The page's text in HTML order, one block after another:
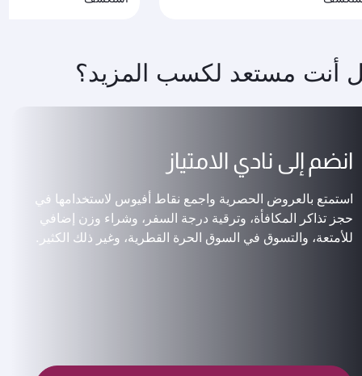
أنت مستعد لكسب المزيد؟
انضم إلى نادي الامتياز
استمتع بالعروض الحصرية واجمع نقاط أفيوس لاستخدامها في
حجز تذاكر المكافأة، وترقية درجة السفر، وشراء وزن إضافي
للأمتعة، والتسوق في السوق الحرة القطرية، وغير ذلك الكثير.